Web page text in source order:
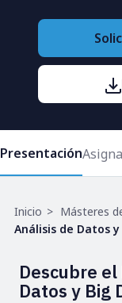
Presentación
Ruta
de
Inicio Másteres
Análisis de Datos
Descubre
Datos y Big